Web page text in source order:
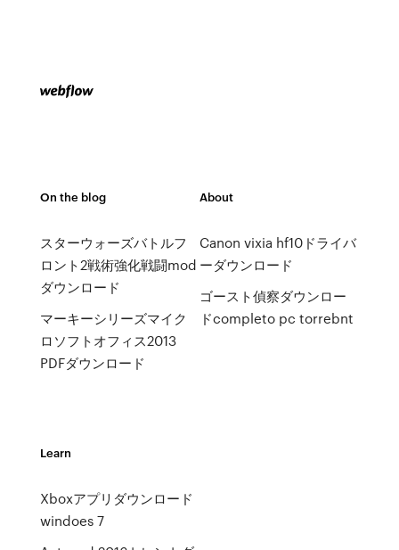
On the blog
スターウォーズバトルフ
ロント2戦術強化戦闘mod
ダウンロード
マーキーシリーズマイク
ロソフトオフィス2013
PDFダウンロード
About
Canon vixia hf10ドライバ
ーダウンロード
ゴースト偵察ダウンロー
ドcompleto pc torrebnt
Learn
Xboxアプリダウンロード
windoes 7